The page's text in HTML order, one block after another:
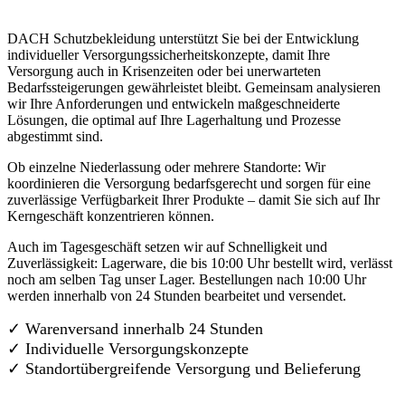
DACH Schutzbekleidung unterstützt Sie bei der Entwicklung
individueller Versorgungssicherheitskonzepte, damit Ihre
Versorgung auch in Krisenzeiten oder bei unerwarteten
Bedarfssteigerungen gewährleistet bleibt. Gemeinsam analysieren
wir Ihre Anforderungen und entwickeln maßgeschneiderte
Lösungen, die optimal auf Ihre Lagerhaltung und Prozesse
abgestimmt sind.
Ob einzelne Niederlassung oder mehrere Standorte: Wir
koordinieren die Versorgung bedarfsgerecht und sorgen für eine
zuverlässige Verfügbarkeit Ihrer Produkte – damit Sie sich auf Ihr
Kerngeschäft konzentrieren können.
Auch im Tagesgeschäft setzen wir auf Schnelligkeit und
Zuverlässigkeit: Lagerware, die bis 10:00 Uhr bestellt wird, verlässt
noch am selben Tag unser Lager. Bestellungen nach 10:00 Uhr
werden innerhalb von 24 Stunden bearbeitet und versendet.
✓ Warenversand innerhalb 24 Stunden
✓ Individuelle Versorgungskonzepte
✓ Standortübergreifende Versorgung und Belieferung